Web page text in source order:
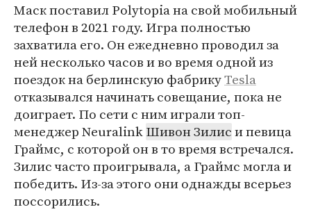
Маск поставил Polytopia на свой мобильный
телефон в 2021 году. Игра полностью
захватила его. Он ежедневно проводил за
ней несколько часов и во время одной из
поездок на берлинскую фабрикуTesla
отказывался начинать совещание, пока не
доиграет. По сети с ним играли топ-
менеджер NeuralinkШивон Зилиси певица
Граймс, с которой он в то время встречался.
Зилис часто проигрывала, а Граймс могла и
победить. Из-за этого они однажды всерьез
поссорились.